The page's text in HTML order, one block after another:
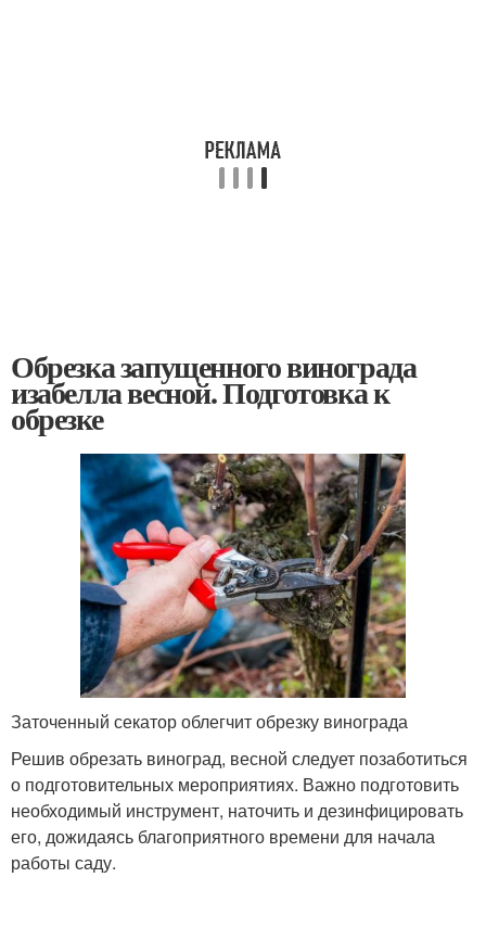
Обрезка запущенного винограда
изабелла весной. Подготовка к
обрезке
Заточенный секатор облегчит обрезку винограда
Решив обрезать виноград, весной следует позаботиться
о подготовительных мероприятиях. Важно подготовить
необходимый инструмент, наточить и дезинфицировать
его, дожидаясь благоприятного времени для начала
работы саду.